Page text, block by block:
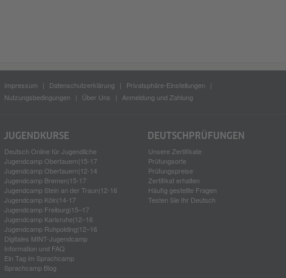
Impressum Datenschutzerklärung
Privatsphäre-Einstellungen
Nutzungsbedingungen
Über Uns Anmeldung und Zahlung
JUGEND­KURSE
Deutsch Online für Jugendliche
Jugendcamp Obertauern|15-17
Jugendcamp Obertauern|12-14
Jugendcamp Bremen|15-17
Jugendcamp Stein an der Traun|12-16
Jugendcamp Köln|14-17
Jugendcamp Freiburg|15–17
Jugendcamp Karlsruhe|12–16
Jugendcamp Ruhpolding|12–16
Digitales MINT-Jugendcamp
Information und FAQ
Ein Tag im Sprachcamp
Sprachcamp Blog
DEUTSCH­PRÜFUNGEN
Unsere Zertifikate
Prüfungsorte
Prüfungspreise
Zertifikat erhalten
Häufig gestellte Fragen
Testen Sie Ihr Deutsch